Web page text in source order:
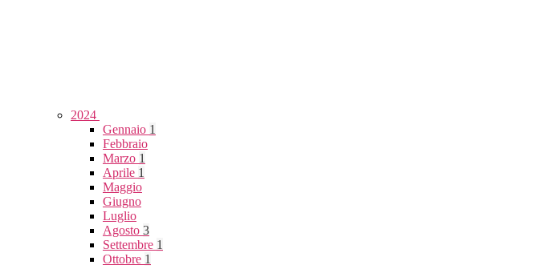
2024
Gennaio 1
Febbraio
Marzo 1
Aprile 1
Maggio
Giugno
Luglio
Agosto 3
Settembre 1
Ottobre 1